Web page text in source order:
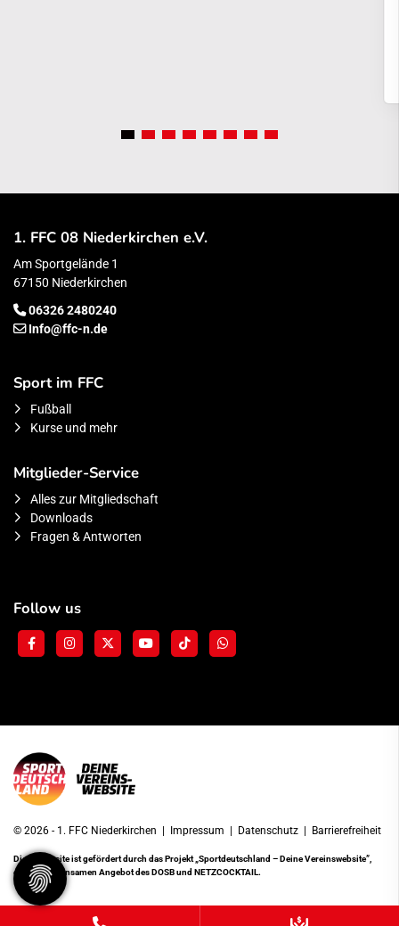
1. FFC 08 Niederkirchen e.V.
Am Sportgelände 1
67150 Niederkirchen
06326 2480240
Info@ffc-n.de
Sport im FFC
Fußball
Kurse und mehr
Mitglieder-Service
Alles zur Mitgliedschaft
Downloads
Fragen & Antworten
Follow us
© 2026 - 1. FFC Niederkirchen | Impressum | Datenschutz | Barrierefreiheit
Diese Website ist gefördert durch das Projekt„Sportdeutschland – Deine Vereinswebsite”,
einem gemeinsamen Angebot des DOSB und NETZCOCKTAIL.